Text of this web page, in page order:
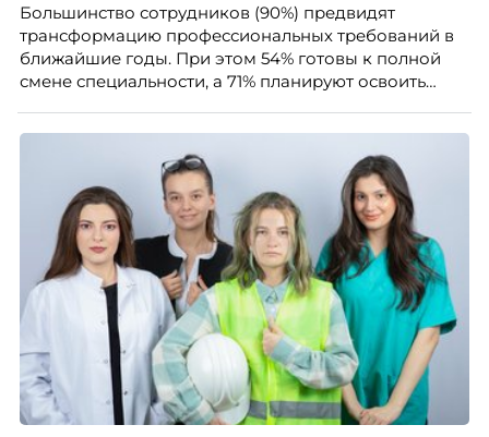
Большинство сотрудников (90%) предвидят
трансформацию профессиональных требований в
ближайшие годы. При этом 54% готовы к полной
смене специальности, а 71% планируют освоить
«СберОбразования».